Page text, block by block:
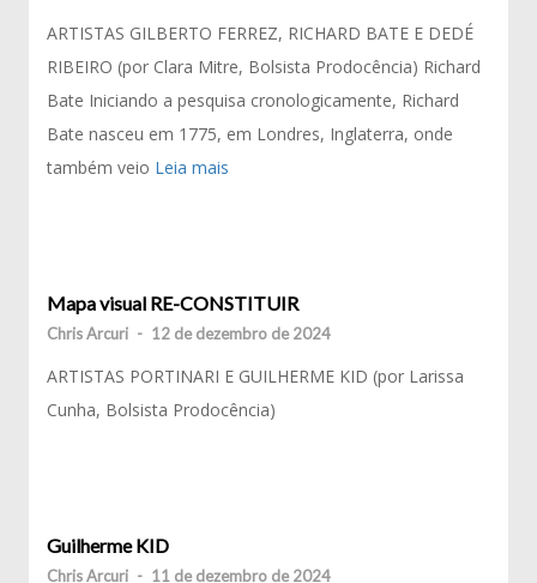
ARTISTAS GILBERTO FERREZ, RICHARD BATE E DEDÉ
RIBEIRO (por Clara Mitre, Bolsista Prodocência) Richard
Bate Iniciando a pesquisa cronologicamente, Richard
Bate nasceu em 1775, em Londres, Inglaterra, onde
também veio Leia mais
Mapa visual RE-CONSTITUIR
Chris Arcuri - 12 de dezembro de 2024
ARTISTAS PORTINARI E GUILHERME KID (por Larissa
Cunha, Bolsista Prodocência)
Guilherme KID
Chris Arcuri - 11 de dezembro de 2024